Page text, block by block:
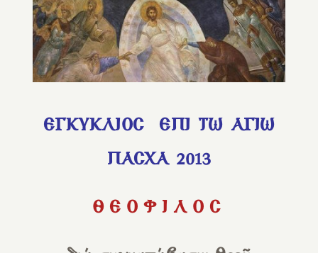
ΕΓΚΥΚΛΙΟΣ ΕΠΙ ΤΩ ΑΓΙΩ
ΠΑΣΧΑ 2013
ΘΕΟΦΙΛΟΣ